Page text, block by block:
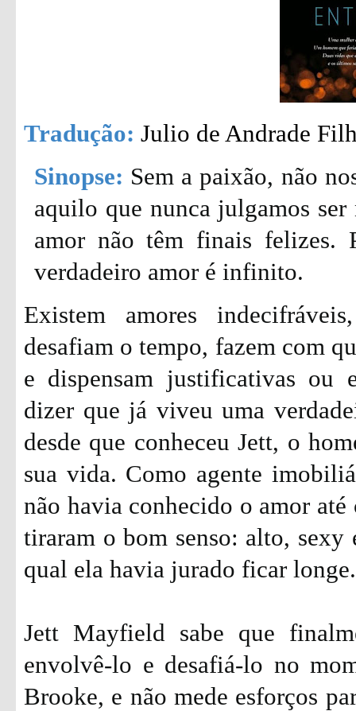
Tradução: Julio de Andrade
Sinopse: Sem a paixão, não
aquilo que nunca julgamos
amor não têm finais felizes.
verdadeiro amor é infinito.
Existem amores
desafiam o tempo, fazem com
e dispensam justificativas ou
dizer que já viveu uma
desde que conheceu Jett, o
sua vida. Como agente
não havia conhecido o amor
tiraram o bom senso: alto,
qual ela havia jurado ficar longe.
Jett Mayfield sabe que
envolvê-lo e desafiá-lo no
Brooke, e não mede esforços